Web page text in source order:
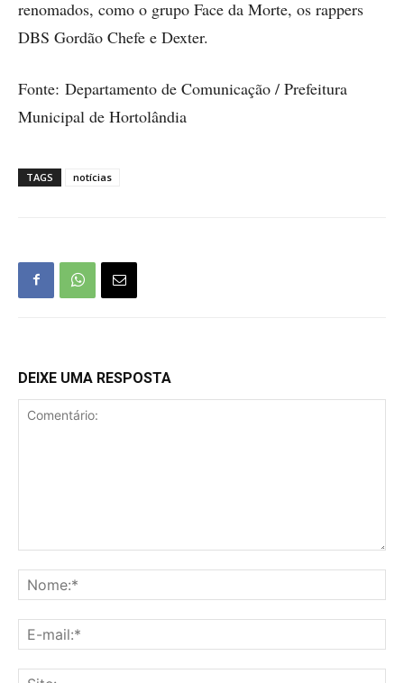
renomados, como o grupo Face da Morte, os rappers
DBS Gordão Chefe e Dexter.
Fonte: Departamento de Comunicação / Prefeitura
Municipal de Hortolândia
TAGS notícias
DEIXE UMA RESPOSTA